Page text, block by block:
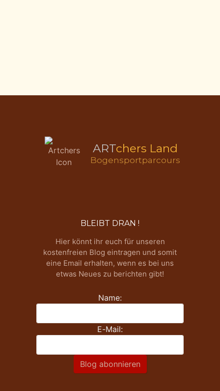
ARTchers Land
Bogensportparcours
BLEIBT DRAN !
Hier könnt ihr euch für unseren
kostenfreien Blog eintragen und somit
eine Email erhalten, wenn es bei uns
etwas Neues zu berichten gibt!
Name:
E-Mail:
Blog abonnieren